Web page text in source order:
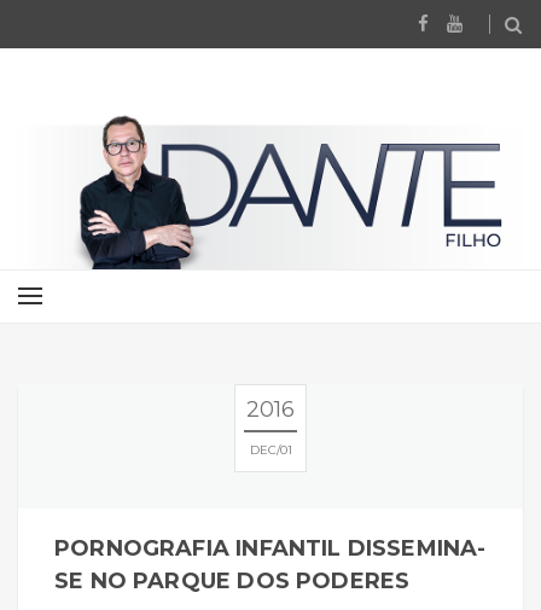
2016
DEC 01
PORNOGRAFIA INFANTIL DISSEMINA-
SE NO PARQUE DOS PODERES